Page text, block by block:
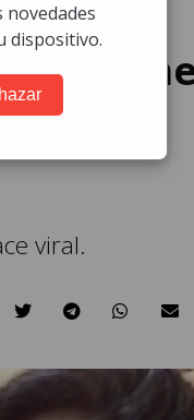
sus
viral.
novedades
dispositivo.